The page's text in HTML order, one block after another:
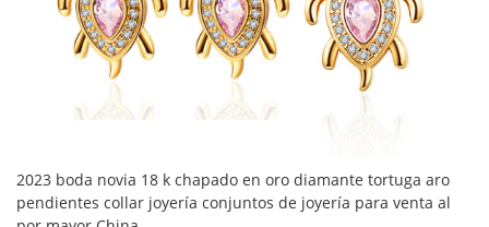
2023 boda novia 18 k chapado en oro diamante tortuga aro
pendientes collar joyería conjuntos de joyería para venta al